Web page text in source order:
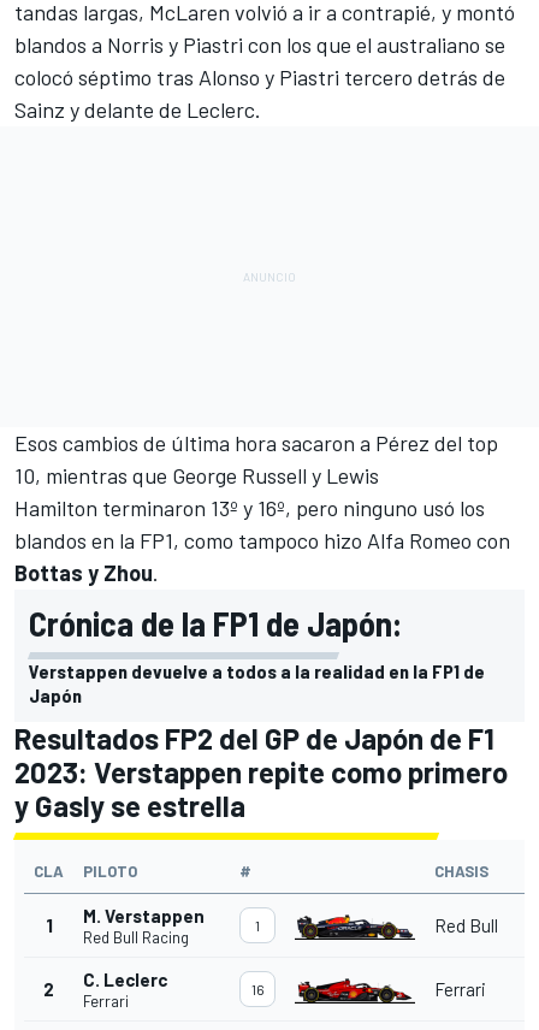
tandas largas, McLaren volvió a ir a contrapié, y montó
blandos a Norris y Piastri con los que el australiano se
colocó séptimo tras Alonso y Piastri tercero detrás de
Sainz y delante de Leclerc.
Esos cambios de última hora sacaron a Pérez del top
10, mientras que George Russell y Lewis
Hamilton terminaron 13º y 16º, pero ninguno usó los
blandos en la FP1, como tampoco hizo Alfa Romeo con
Bottas y Zhou.
Crónica de la FP1 de Japón:
Verstappen devuelve a todos a la realidad en la FP1 de
Japón
Resultados FP2 del GP de Japón de F1
2023: Verstappen repite como primero
y Gasly se estrella
CLA PILOTO # CHASIS
1 M. Verstappen
Red Bull Racing
1 Red Bull
2 C. Leclerc
Ferrari
16 Ferrari